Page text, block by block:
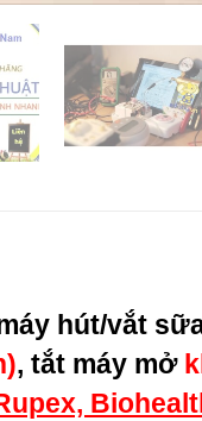
hút/vắt
, tắt máy mở